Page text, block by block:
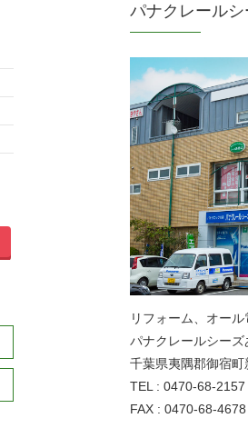
パナクレール
リフォーム、オー
パナクレールシーズ
千葉県夷隅郡御宿町
TEL : 0470-68-2157
FAX : 0470-68-4678